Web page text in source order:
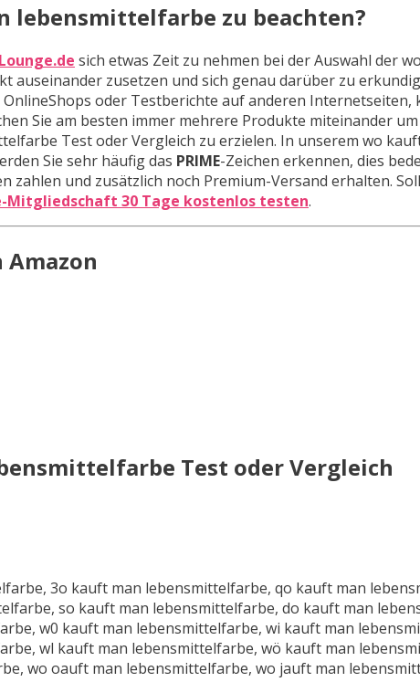
lebensmittelfarbe zu beachten?
sich etwas Zeit zu nehmen bei der Auswahl der
auseinander zusetzen und sich genau darüber zu
oder Testberichte auf anderen Internetseiten,
Sie am besten immer mehrere Produkte miteinander
Test oder Vergleich zu erzielen. In unserem wo
Sie sehr häufig das PRIME-Zeichen erkennen, dies
zahlen und zusätzlich noch Premium-Versand erhalten.
Mitgliedschaft 30 Tage kostenlos testen.
Test oder Vergleich
3o kauft man lebensmittelfarbe, qo kauft man
so kauft man lebensmittelfarbe, do kauft man
w0 kauft man lebensmittelfarbe, wi kauft man
wl kauft man lebensmittelfarbe, wö kauft man
wo oauft man lebensmittelfarbe, wo jauft man